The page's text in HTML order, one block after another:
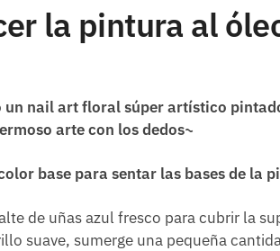
la pintura al
un nail art floral súper artístico
arte con los dedos~
base para sentar las bases de la
de uñas azul fresco para cubrir la
suave, sumerge una pequeña